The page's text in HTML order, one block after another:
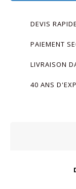
DEVIS RAPIDE
PAIEMENT
LIVRAISON
40 ANS